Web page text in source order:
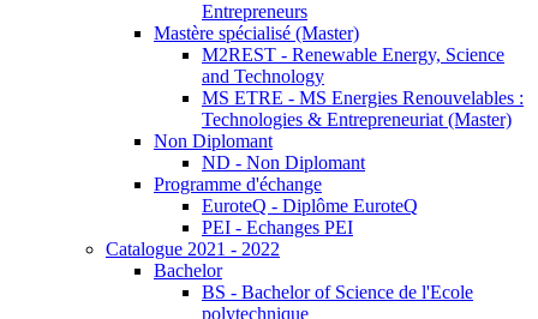
Entrepreneurs
Mastère spécialisé (Master)
M2REST - Renewable Energy, Science
and Technology
MS ETRE - MS Energies Renouvelables :
Technologies & Entrepreneuriat (Master)
Non Diplomant
ND - Non Diplomant
Programme d'échange
EuroteQ - Diplôme EuroteQ
PEI - Echanges PEI
Catalogue 2021 - 2022
Bachelor
BS - Bachelor of Science de l'Ecole
polytechnique